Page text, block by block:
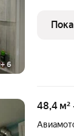
+6
года
48,4